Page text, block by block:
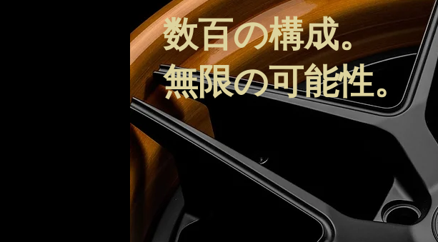
数百の構成。
無限の可能性。